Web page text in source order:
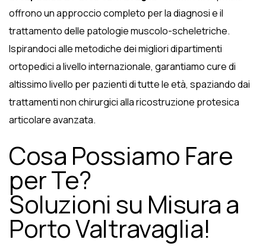
offrono un approccio completo per la diagnosi e il
trattamento delle patologie muscolo-scheletriche.
Ispirandoci alle metodiche dei migliori dipartimenti
ortopedici a livello internazionale, garantiamo cure di
altissimo livello per pazienti di tutte le età, spaziando dai
trattamenti non chirurgici alla ricostruzione protesica
articolare avanzata.
Cosa Possiamo Fare
per Te?
Soluzioni su Misura a
Porto Valtravaglia!